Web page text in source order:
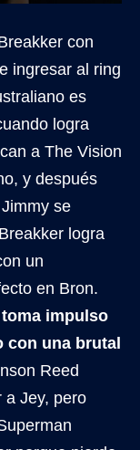
con
ingresar al ring
es
logra
a The Vision
y después
se
logra
un
en Bron.
impulso
con una brutal
Reed
a Jey, pero